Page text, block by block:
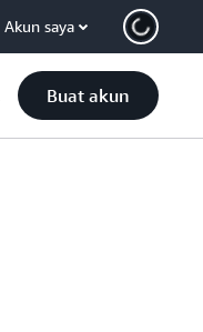
Akun saya
Buat akun